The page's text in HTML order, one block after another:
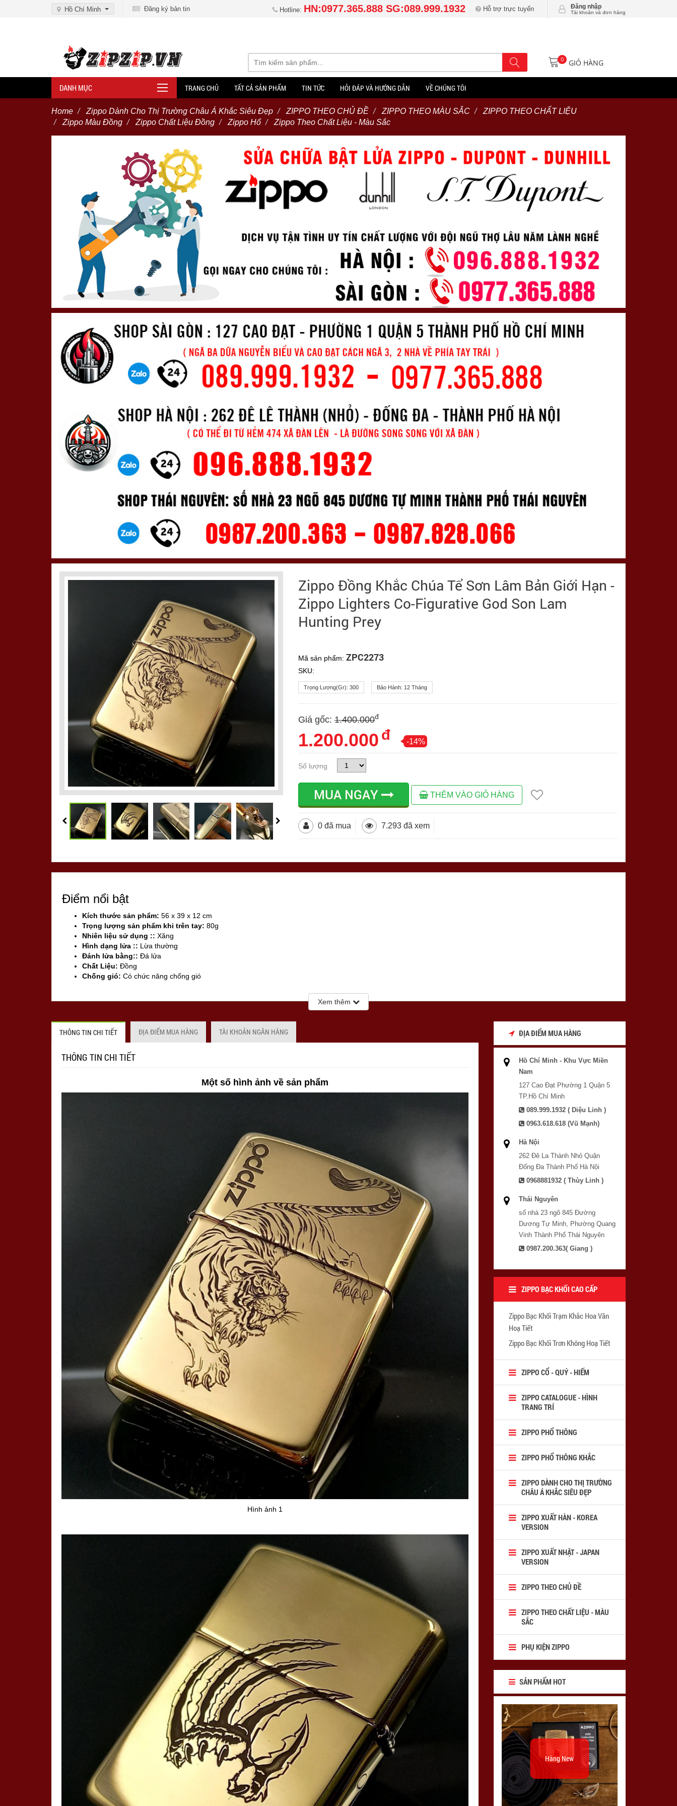
Hồ Chí Minh Đăng ký bản tin Hotline: HN:0977.365.888 SG:089.999.1932 Hỗ trợ trực tuyến Đăng nhập
Tài khoản và đơn hàng
0 GIỎ HÀNG
DANH MỤC TRANG CHỦ TẤT CẢ SẢN PHẨM TIN TỨC HỎI ĐÁP VÀ HƯỚNG DẪN VỀ CHÚNG TÔI
Home Zippo Dành Cho Thị Trường Châu Á Khắc Siêu Đẹp ZIPPO THEO CHỦ ĐỀ ZIPPO THEO MÀU SẮC
ZIPPO THEO CHẤT LIỆU
Zippo Màu Đồng
Zippo Chất Liệu Đồng Zippo Hổ Zippo Theo Chất Liệu - Màu Sắc
Zippo Đồng Khắc Chúa Tể Sơn Lâm Bản Giới Hạn -
Zippo Lighters Co-Figurative God Son Lam
Hunting Prey
Mã sản phẩm:ZPC2273
SKU:
Trọng Lượng(gr):300 Bảo Hành: 12 Tháng
Giá gốc: 1.400.000đ
1.200.000 đ -14%
Số lượng
MUA NGAY THÊM VÀO GIỎ HÀNG
0 đã mua 7.293 đã xem
Điểm nổi bật
Kích thước sản phẩm: 56 x 39 x 12 cm
Trọng lượng sản phẩm khi trên tay: 80g
Nhiên liệu sử dụng :: Xăng
Hình dạng lửa :: Lừa thường
Đánh lửa bằng:: Đá lửa
Chất Liệu: Đồng
Chống gió: Có chức năng chống gió
Xem thêm
THÔNG TIN CHI TIẾT ĐỊA ĐIỂM MUA HÀNG TÀI KHOẢN NGÂN HÀNG
THÔNG TIN CHI TIẾT
Một số hình ảnh về sản phẩm
Hình ảnh 1
ĐỊA ĐIỂM MUA HÀNG
Hồ Chí Minh - Khu Vực Miền
Nam
127 Cao Đạt Phường 1 Quận 5
TP.Hồ Chí Minh
089.999.1932 ( Diệu Linh )
0963.618.618 (Vũ Mạnh)
Hà Nội
262 Đê La Thành Nhỏ Quận
Đống Đa Thành Phố Hà Nội
0968881932 ( Thùy Linh )
Thái Nguyên
số nhà 23 ngõ 845 Đường
Dương Tự Minh, Phường Quang
Vinh Thành Phố Thái Nguyên
0987.200.363( Giang )
ZIPPO BẠC KHỐI CAO CẤP
Zippo Bạc Khối Trạm Khắc Hoa Văn
Hoạ Tiết
Zippo Bạc Khối Trơn Không Hoạ Tiết
ZIPPO CỔ - QUÝ - HIẾM
ZIPPO CATALOGUE - HÌNH
TRANG TRÍ
ZIPPO PHỔ THÔNG
ZIPPO PHỔ THÔNG KHẮC
ZIPPO DÀNH CHO THỊ TRƯỜNG
CHÂU Á KHẮC SIÊU ĐẸP
ZIPPO XUẤT HÀN - KOREA
VERSION
ZIPPO XUẤT NHẬT - JAPAN
VERSION
ZIPPO THEO CHỦ ĐỀ
ZIPPO THEO CHẤT LIỆU - MÀU
SẮC
PHỤ KIỆN ZIPPO
SẢN PHẨM HOT
Hàng New